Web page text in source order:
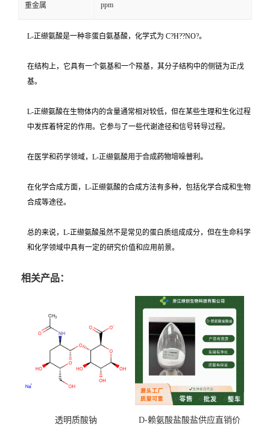
重金属 ppm
L-正缬氨酸是一种非蛋白氨基酸，化学式为 C?H??NO?。
在结构上，它具有一个氨基和一个羧基，其分子结构中的侧链为正戊
基。
L-正缬氨酸在生物体内的含量通常相对较低，但在某些生理和生化过程
中发挥着特定的作用。它参与了一些代谢途径和信号转导过程。
在医学和药学领域，L-正缬氨酸用于合成药物培哚普利。
在化学合成方面，L-正缬氨酸的合成方法有多种，包括化学合成和生物
合成等途径。
总的来说，L-正缬氨酸虽然不是常见的蛋白质组成成分，但在生命科学
和化学领域中具有一定的研究价值和应用前景。
相关产品：
透明质酸钠
D-赖氨酸盐酸盐供应直销价